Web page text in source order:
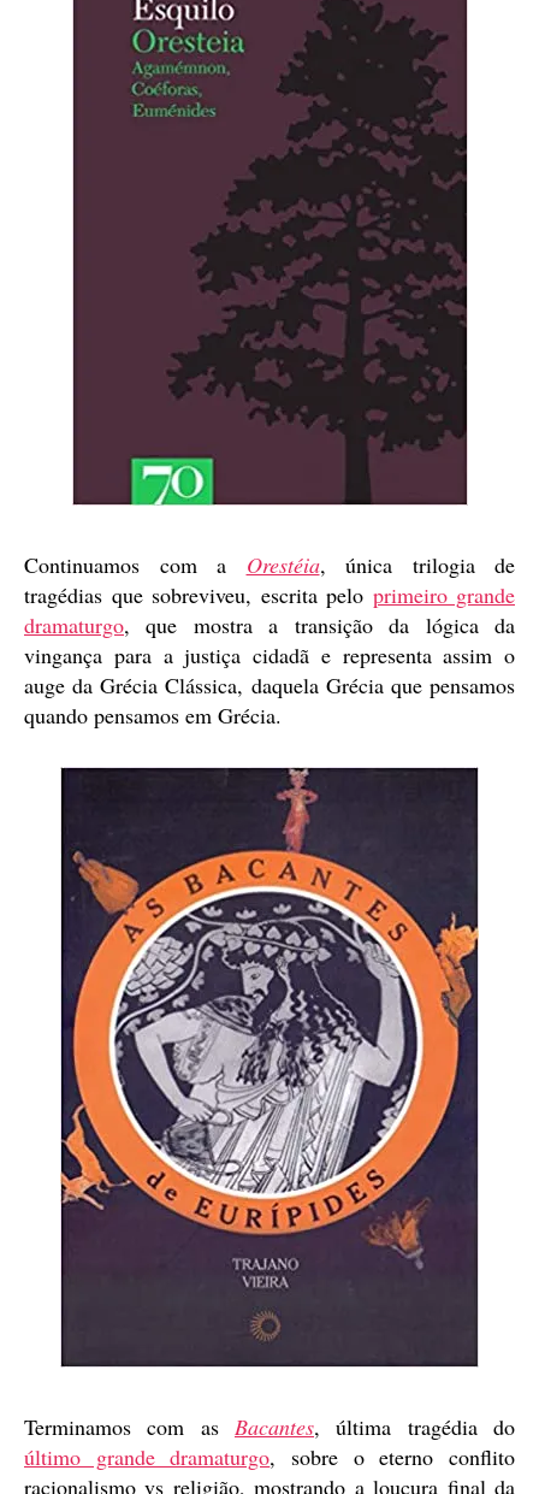
Continuamos com a Orestéia, única trilogia de
tragédias que sobreviveu, escrita pelo primeiro grande
dramaturgo, que mostra a transição da lógica da
vingança para a justiça cidadã e representa assim o
auge da Grécia Clássica, daquela Grécia que pensamos
quando pensamos em Grécia.
Terminamos com as Bacantes, última tragédia do
último grande dramaturgo, sobre o eterno conflito
racionalismo vs religião, mostrando a loucura final da